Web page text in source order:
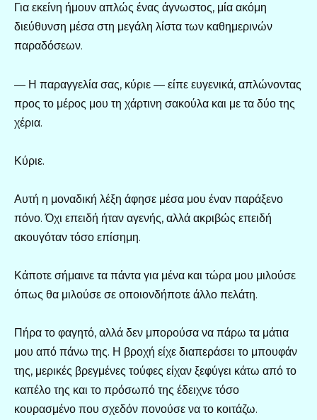
Για εκείνη ήμουν απλώς ένας άγνωστος, μία ακόμη
διεύθυνση μέσα στη μεγάλη λίστα των καθημερινών
παραδόσεων.
— Η παραγγελία σας, κύριε — είπε ευγενικά, απλώνοντας
προς το μέρος μου τη χάρτινη σακούλα και με τα δύο της
χέρια.
Κύριε.
Αυτή η μοναδική λέξη άφησε μέσα μου έναν παράξενο
πόνο. Όχι επειδή ήταν αγενής, αλλά ακριβώς επειδή
ακουγόταν τόσο επίσημη.
Κάποτε σήμαινε τα πάντα για μένα και τώρα μου μιλούσε
όπως θα μιλούσε σε οποιονδήποτε άλλο πελάτη.
Πήρα το φαγητό, αλλά δεν μπορούσα να πάρω τα μάτια
μου από πάνω της. Η βροχή είχε διαπεράσει το μπουφάν
της, μερικές βρεγμένες τούφες είχαν ξεφύγει κάτω από το
καπέλο της και το πρόσωπό της έδειχνε τόσο
κουρασμένο που σχεδόν πονούσε να το κοιτάζω.